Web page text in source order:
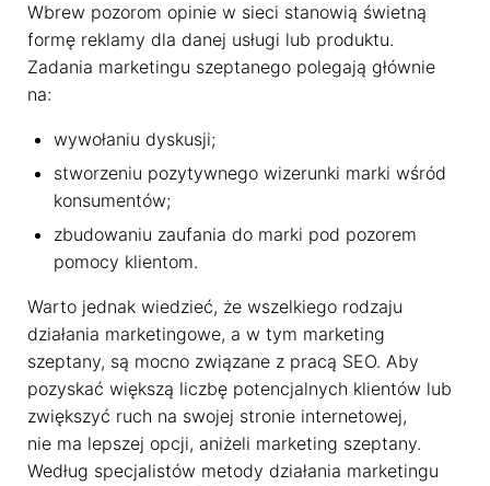
Wbrew pozorom opinie w sieci stanowią świetną
formę reklamy dla danej usługi lub produktu.
Zadania marketingu szeptanego polegają głównie
na:
wywołaniu dyskusji;
stworzeniu pozytywnego wizerunki marki wśród
konsumentów;
zbudowaniu zaufania do marki pod pozorem
pomocy klientom.
Warto jednak wiedzieć, że wszelkiego rodzaju
działania marketingowe, a w tym marketing
szeptany, są mocno związane z pracą SEO. Aby
pozyskać większą liczbę potencjalnych klientów lub
zwiększyć ruch na swojej stronie internetowej,
nie ma lepszej opcji, aniżeli marketing szeptany.
Według specjalistów metody działania marketingu